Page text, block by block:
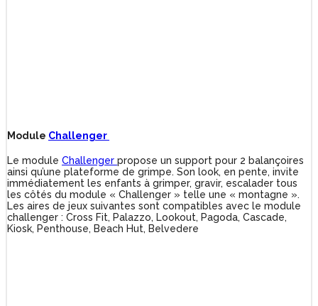
Module Challenger
Le module Challenger propose un support pour 2 balançoires
ainsi qu’une plateforme de grimpe. Son look, en pente, invite
immédiatement les enfants à grimper, gravir, escalader tous
les côtés du module « Challenger » telle une « montagne ».
Les aires de jeux suivantes sont compatibles avec le module
challenger : Cross Fit, Palazzo, Lookout, Pagoda, Cascade,
Kiosk, Penthouse, Beach Hut, Belvedere